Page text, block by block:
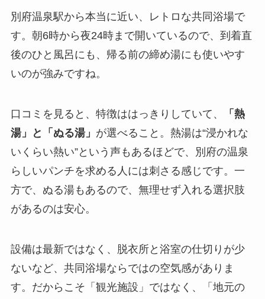
別府温泉駅から本当に近い、レトロな共同浴場で
す。朝6時から夜24時まで開いているので、到着直
後のひと風呂にも、帰る前の締め湯にも使いやす
いのが強みですね。
口コミを見ると、特徴ははっきりしていて、
「熱
湯」と「ぬる湯」 が選べること。熱湯は“浸かれな
いくらい熱い”という声もあるほどで、別府の温泉
らしいパンチを求める人には刺さる感じです。一
方で、ぬる湯もあるので、無理せず入れる選択肢
があるのは安心。
設備は最新ではなく、脱衣所と浴室の仕切りが少
ないなど、共同浴場ならではの空気感がありま
す。だからこそ「観光施設」ではなく、「地元の